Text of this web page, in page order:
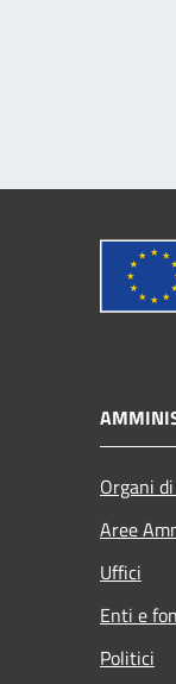
Organi
Aree
Uffici
Enti e
Politici